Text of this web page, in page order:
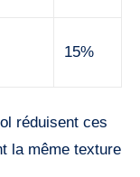
15%
réduisent ces
la même texture